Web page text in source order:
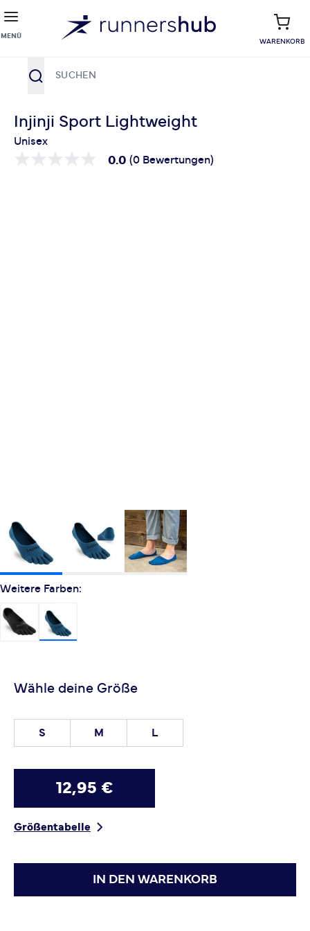
MENÜ
WARENKORB
Injinji Sport Lightweight
Unisex
0.0 (0 Bewertungen)
Weitere Farben:
Wähle deine Größe
S M L
12,95 €
Größentabelle
IN DEN WARENKORB